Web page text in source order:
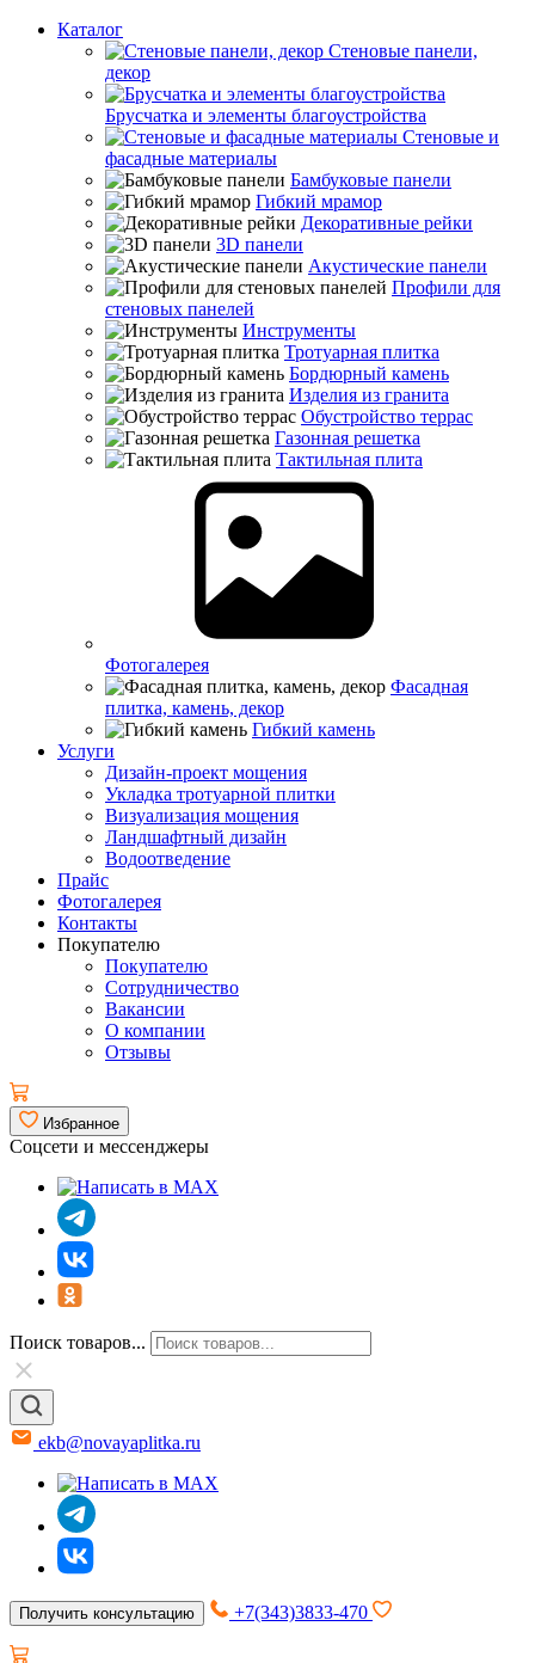
Каталог
Стеновые панели,
декор
Брусчатка и элементы благоустройства
Стеновые и
фасадные материалы
Бамбуковые панели
Гибкий мрамор
Декоративные рейки
3D панели
Акустические панели
Профили для
стеновых панелей
Инструменты
Тротуарная плитка
Бордюрный камень
Изделия из гранита
Обустройство террас
Газонная решетка
Тактильная плита
Фотогалерея
Фасадная
плитка, камень, декор
Гибкий камень
Услуги
Дизайн-проект мощения
Укладка тротуарной плитки
Визуализация мощения
Ландшафтный дизайн
Водоотведение
Прайс
Фотогалерея
Контакты
Покупателю
Покупателю
Сотрудничество
Вакансии
О компании
Отзывы
Избранное
Соцсети и мессенджеры
Поиск товаров...
ekb@novayaplitka.ru
Получить консультацию +7(343)3833-470